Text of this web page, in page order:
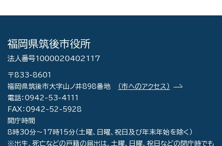
福岡県筑後市役所
法人番号1000020402117
〒833-8601
福岡県筑後市大字山ノ井898番地
（市へのアクセス）
電話：0942-53-4111
FAX：0942-52-5928
開庁時間
8時30分～17時15分（土曜、日曜、祝日及び年末年始を除く）
※出生、死亡などの戸籍の届出は、土曜、日曜、祝日などの閉庁時でも